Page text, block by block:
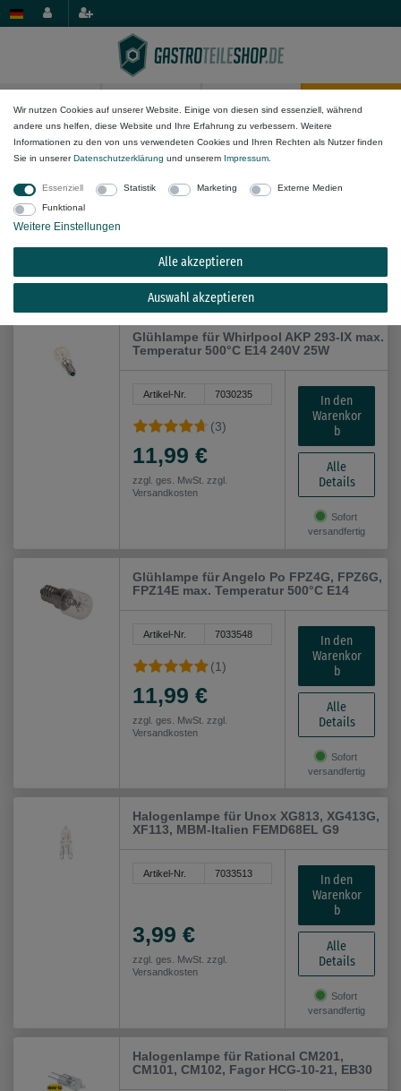
Elektro-Komponenten Lampen & Fassungen
Alle Filteroptionen anzeigen (18)
Glühlampe für Whirlpool AKP 293-IX max.
Temperatur 500°C E14 240V 25W
Artikel-Nr. 7030235
(3)
11,99 €
zzgl. ges. MwSt. zzgl.
Versandkosten
In den
Warenkor
b
Alle
Details
Sofort
versandfertig
Glühlampe für Angelo Po FPZ4G, FPZ6G,
FPZ14E max. Temperatur 500°C E14
Artikel-Nr. 7033548
(1)
11,99 €
zzgl. ges. MwSt. zzgl.
Versandkosten
In den
Warenkor
b
Alle
Details
Sofort
versandfertig
Halogenlampe für Unox XG813, XG413G,
XF113, MBM-Italien FEMD68EL G9
Artikel-Nr. 7033513
3,99 €
zzgl. ges. MwSt. zzgl.
Versandkosten
In den
Warenkor
b
Alle
Details
Sofort
versandfertig
Halogenlampe für Rational CM201,
CM101, CM102, Fagor HCG-10-21, EB30
Wir nutzen Cookies auf unserer Website. Einige von diesen sind essenziell, während
andere uns helfen, diese Website und Ihre Erfahrung zu verbessern. Weitere
Informationen zu den von uns verwendeten Cookies und Ihren Rechten als Nutzer finden
Sie in unsererDaten­schutz­erklärung und unserem Impressum
Essenziell Statistik Marketing
Externe Medien
Funktional
Weitere Einstellungen
Alle akzeptieren
Auswahl akzeptieren